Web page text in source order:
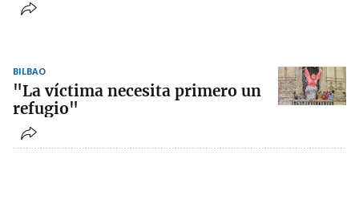
BILBAO
"La víctima necesita primero un
refugio"